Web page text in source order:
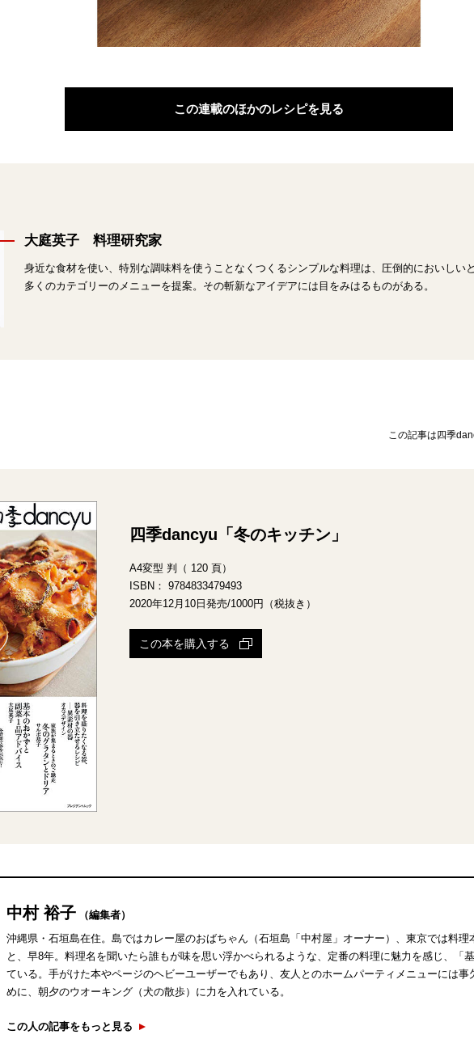
この連載のほかのレシピを見る
大庭英子 料理研究家
身近な食材を使い、特別な調味料を使うことなくつくるシンプルな料理は、圧倒的においしい
多くのカテゴリーのメニューを提案。その斬新なアイデアには目をみはるものがある。
この記事は四季
四季dancyu「冬のキッチン」
A4変型 判（ 120 頁）
ISBN： 9784833479493
2020年12月10日発売/1000円（税抜き）
この本を購入する
中村 裕子
（編集者）
沖縄県・石垣島在住。島ではカレー屋のおばちゃん（石垣島「中村屋」オーナー）、東京では料理
と、早8年。料理名を聞いたら誰もが味を思い浮かべられるような、定番の料理に魅力を感じ、「
ている。手がけた本やページのヘビーユーザーでもあり、友人とのホームパーティメニューには
めに、朝夕のウオーキング（犬の散歩）に力を入れている。
この人の記事をもっと見る